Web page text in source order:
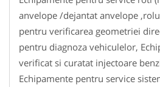
anvelope /dejantat anvelope
pentru verificarea geometriei
pentru diagnoza vehiculelor,
verificat si curatat injectoare
Echipamente pentru service